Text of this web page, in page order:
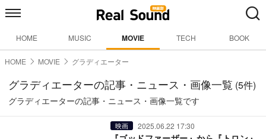
HOME MUSIC MOVIE TECH BOOK
HOME MOVIE グラディエーター
グラディエーターの記事・ニュース・画像一覧 (5件)
グラディエーターの記事・ニュース・画像一覧です
映画 2025.06.22 17:30